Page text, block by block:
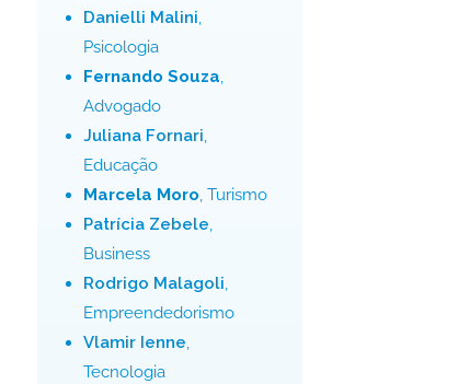
Danielli Malini,
Psicologia
Fernando Souza,
Advogado
Juliana Fornari,
Educação
Marcela Moro, Turismo
Patrícia Zebele,
Business
Rodrigo Malagoli,
Empreendedorismo
Vlamir Ienne,
Tecnologia